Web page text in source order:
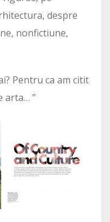
despre
nonfictiune,
Pentru ca am citit
arta… ”